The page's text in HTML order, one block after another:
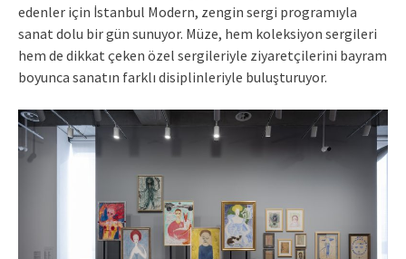
edenler için İstanbul Modern, zengin sergi programıyla
sanat dolu bir gün sunuyor. Müze, hem koleksiyon sergileri
hem de dikkat çeken özel sergileriyle ziyaretçilerini bayram
boyunca sanatın farklı disiplinleriyle buluşturuyor.